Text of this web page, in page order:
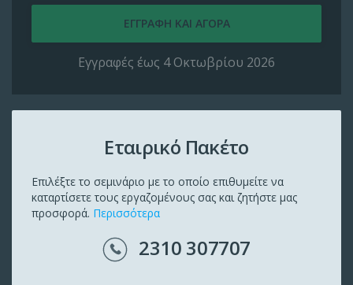
Εγγραφές έως 4 Οκτωβρίου 2026
Εταιρικό Πακέτο
Επιλέξτε το σεμινάριο με το οποίο επιθυμείτε να
καταρτίσετε τους εργαζομένους σας και ζητήστε μας
προσφορά. Περισσότερα
2310 307707